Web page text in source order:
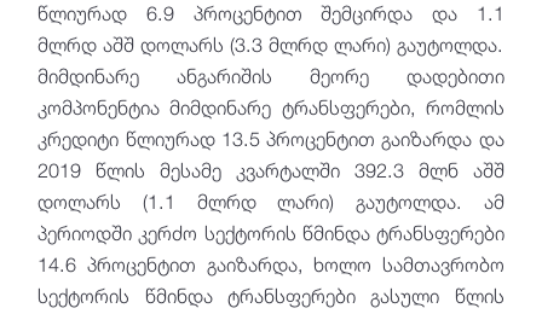
წლიურად 6.9 პროცენტით შემცირდა და 1.1
მლრდ აშშ დოლარს (3.3 მლრდ ლარი) გაუტოლდა.
მიმდინარე ანგარიშის მეორე დადებითი
კომპონენტია მიმდინარე ტრანსფერები, რომლის
კრედიტი წლიურად 13.5 პროცენტით გაიზარდა და
2019 წლის მესამე კვარტალში 392.3 მლნ აშშ
დოლარს (1.1 მლრდ ლარი) გაუტოლდა. ამ
პერიოდში კერძო სექტორის წმინდა ტრანსფერები
14.6 პროცენტით გაიზარდა, ხოლო სამთავრობო
სექტორის წმინდა ტრანსფერები გასული წლის